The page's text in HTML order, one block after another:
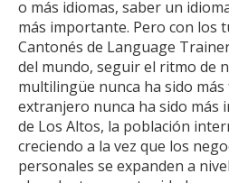
o más idiomas, saber un
más importante. Pero con los
Cantonés de Language
del mundo, seguir el ritmo de
multilingüe nunca ha sido más
extranjero nunca ha sido más
de Los Altos, la población
creciendo a la vez que los
personales se expanden a